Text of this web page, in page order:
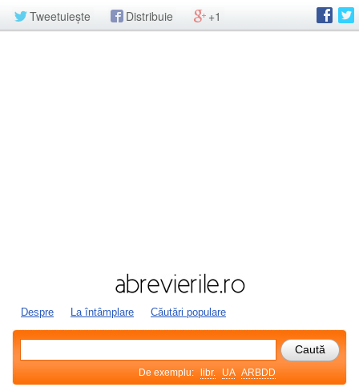
Tweetuiește Distribuie +1
Despre La întâmplare Căutări populare
De exemplu: libr. UA ARBDD